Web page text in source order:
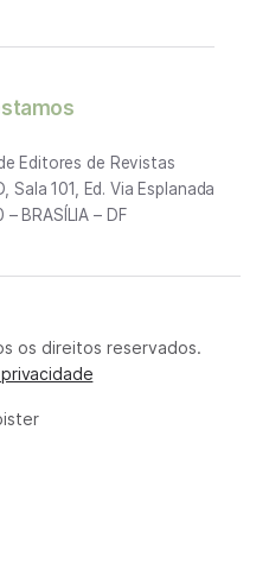
Editores de Revistas
Sala 101, Ed. Via Esplanada
BRASÍLIA – DF
os direitos reservados.